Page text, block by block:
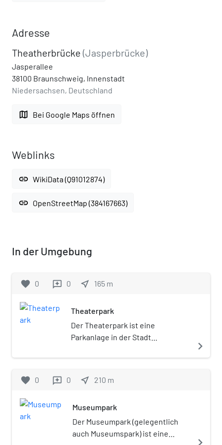
Adresse
Theatherbrücke (Jasperbrücke)
Jasperallee
38100 Braunschweig, Innenstadt
Niedersachsen, Deutschland
map Bei Google Maps öffnen
Weblinks
link WikiData (Q91012874)
link OpenStreetMap (384167663)
In der Umgebung
favorite 0 reviews 0 near_me 165 m
Theaterpark
Der Theaterpark ist eine
Parkanlage in der Stadt
navigate_next
favorite 0 reviews 0 near_me 210 m
Museumpark
Der Museumpark (gelegentlich
auch Museumspark) ist eine